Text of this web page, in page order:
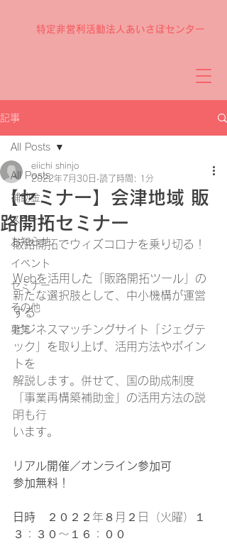
特定非営利活動法人あいさぽセンター
記事
All Posts
補助金
スクール
お知らせ
イベント
セミナー
その他
募集
All Posts
【セミナー】会津地域 販
路開拓セミナー
eiichi shinjo
2022年7月30日 読了時間: 1分
販路開拓でウィズコロナを乗り切る！
Webを活用した「販路開拓ツール」の
新たな選択肢として、中小機構が運営
する
ビジネスマッチングサイト「ジェグテ
ック」を取り上げ、活用方法やポイン
トを
解説します。併せて、国の助成制度
「事業再構築補助金」の活用方法の説
明も行
います。
リアル開催／オンライン参加可
参加無料！
日時 ２０２２年８月２日（火曜）１
３：３０～１６：００